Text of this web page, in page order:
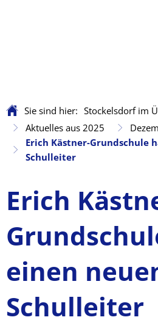
Sie sind hier: Stockelsdorf im
Aktuelles aus 2025
Erich Kästner-Grundschule
Schulleiter
Erich
einen
Schulleiter